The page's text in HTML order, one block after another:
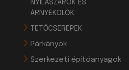
NYÍLÁSZÁRÓK ÉS
ÁRNYÉKOLÓK
TETŐCSEREPEK
Párkányok
Szerkezeti építőanyagok